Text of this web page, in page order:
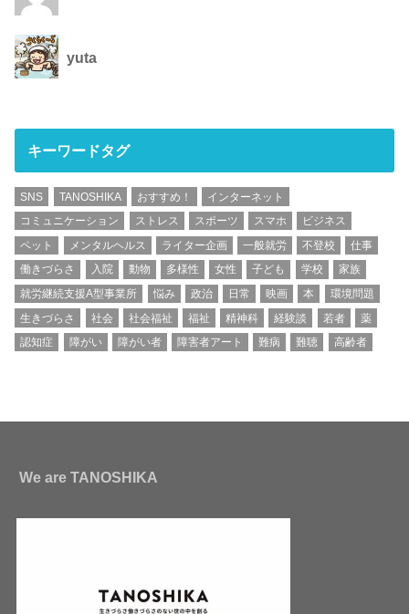
yuta
キーワードタグ
SNS TANOSHIKA おすすめ！
インターネット
コミュニケーション
ストレス スポーツ スマホ
ビジネス
ペット
メンタルヘルス ライター企画 一般就労 不登校
仕事
働きづらさ
入院 動物 多様性 女性 子ども 学校
家族
就労継続支援A型事業所
悩み 政治 日常 映画 本
環境問題
生きづらさ
社会 社会福祉 福祉 精神科 経験談 若者
薬
認知症
障がい 障がい者 障害者アート 難病 難聴 高齢者
We are TANOSHIKA